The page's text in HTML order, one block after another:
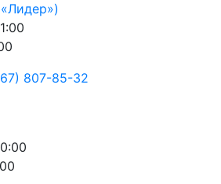
807-85-32